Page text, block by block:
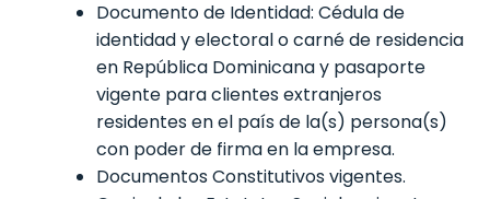
Documento de Identidad: Cédula de
identidad y electoral o carné de residencia
en República Dominicana y pasaporte
vigente para clientes extranjeros
residentes en el país de la(s) persona(s)
con poder de firma en la empresa.
Documentos Constitutivos vigentes.